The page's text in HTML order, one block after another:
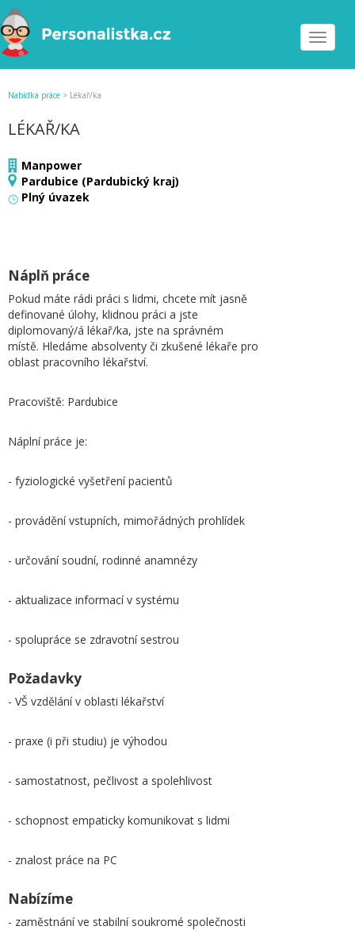
Toggle
Nabídka práce > Lékař/ka
LÉKAŘ/KA
Manpower
Pardubice (Pardubický kraj)
Plný úvazek
Náplň práce
Pokud máte rádi práci s lidmi, chcete mít jasně
definované úlohy, klidnou práci a jste
diplomovaný/á lékař/ka, jste na správném
místě. Hledáme absolventy či zkušené lékaře pro
oblast pracovního lékařství.
Pracoviště: Pardubice
Náplní práce je:
- fyziologické vyšetření pacientů
- provádění vstupních, mimořádných prohlídek
- určování soudní, rodinné anamnézy
- aktualizace informací v systému
- spolupráce se zdravotní sestrou
Požadavky
- VŠ vzdělání v oblasti lékařství
- praxe (i při studiu) je výhodou
- samostatnost, pečlivost a spolehlivost
- schopnost empaticky komunikovat s lidmi
- znalost práce na PC
Nabízíme
- zaměstnání ve stabilní soukromé společnosti